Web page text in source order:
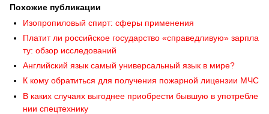
Похожие публикации
Изопропиловый спирт: сферы применения
Платит ли российское государство «справедливую» зарпла
ту: обзор исследований
Английский язык самый универсальный язык в мире?
К кому обратиться для получения пожарной лицензии МЧС
В каких случаях выгоднее приобрести бывшую в употребле
нии спецтехнику